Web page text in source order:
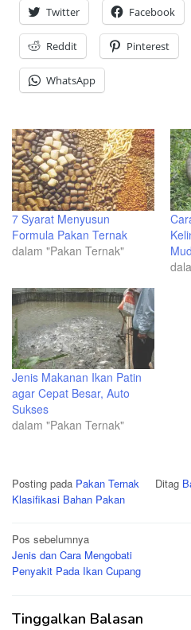
Twitter Facebook
Reddit Pinterest
WhatsApp
7 Syarat Menyusun
Formula Pakan Ternak
dalam "Pakan Ternak"
Jenis Makanan Ikan Patin
agar Cepat Besar, Auto
Sukses
dalam "Pakan Ternak"
Posting pada Pakan Ternak Ditag
Klasifikasi Bahan Pakan
Navigasi
pos
Pos sebelumnya
Jenis dan Cara Mengobati
Penyakit Pada Ikan Cupang
Tinggalkan Balasan